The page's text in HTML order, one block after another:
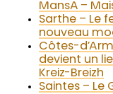
MansA –
Sarthe – Le
nouveau
Côtes-
devient un
Kreiz-Breizh
Saintes – Le